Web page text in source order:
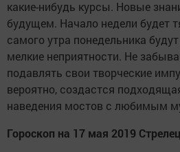
какие-нибудь курсы. Новые
будущем. Начало недели будет
самого утра понедельника
мелкие неприятности. Не
подавлять свои творческие
вероятно, создастся
наведения мостов с любимым
Гороскоп на 17 мая 2019 Стрелец